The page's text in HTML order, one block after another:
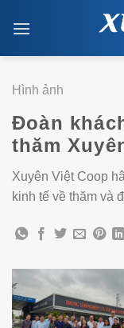
Hình ảnh
Đoàn
thăm
Xuyên Việt Coop
kinh tế về thăm và